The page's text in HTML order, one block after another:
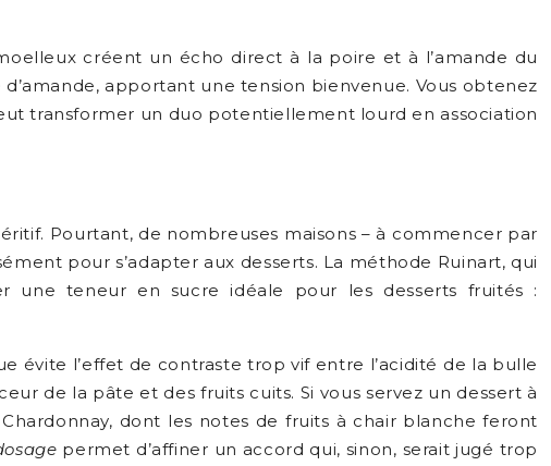
créent un écho direct à la poire et à l’amande du
apportant une tension bienvenue. Vous obtenez
transformer un duo potentiellement lourd en association
Pourtant, de nombreuses maisons – à commencer par
pour s’adapter aux desserts. La méthode Ruinart, qui
une teneur en sucre idéale pour les desserts fruités :
évite l’effet de contraste trop vif entre l’acidité de la bulle
de la pâte et des fruits cuits. Si vous servez un dessert à
dont les notes de fruits à chair blanche feront
permet d’affiner un accord qui, sinon, serait jugé trop